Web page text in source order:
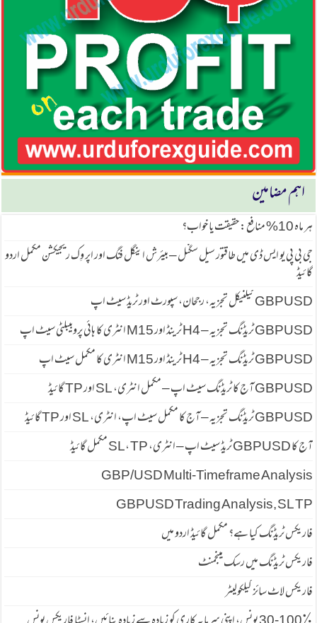
اہم مضامین
ہر ماہ 10% منافع: حقیقت یا خواب؟
جی بی پی یو ایس ڈی میں طاقتور سیل سگنل – بیئرش اینگل فنگ اور اپر وِک ریجیکشن مکمل اردو
گائیڈ
GBPUSD ٹیکنیکل تجزیہ، رجحان، سپورٹ اور ٹریڈ سیٹ اپ
GBPUSD ٹریڈنگ تجزیہ – H4 ٹرینڈ اور M15 انٹری کا ہائی پروبیبلٹی سیٹ اپ
GBPUSD ٹریڈنگ تجزیہ – H4 ٹرینڈ اور M15 انٹری کا مکمل سیٹ اپ
GBPUSD آج کا ٹریڈنگ سیٹ اپ – مکمل انٹری، SL اور TP گائیڈ
GBPUSD ٹریڈنگ تجزیہ – آج کا مکمل سیٹ اپ، انٹری، SL اور TP گائیڈ
آج کا GBPUSD ٹریڈ سیٹ اپ – انٹری، SL، TP مکمل گائیڈ
GBP/USD Multi-Timeframe Analysis
GBPUSD Trading Analysis, SL TP
فاریکس ٹریڈنگ کیا ہے؟ مکمل گائیڈ اردو میں
فاریکس ٹریڈنگ میں رسک مینجمنٹ
فاریکس لاٹ سائز کیلکولیٹر